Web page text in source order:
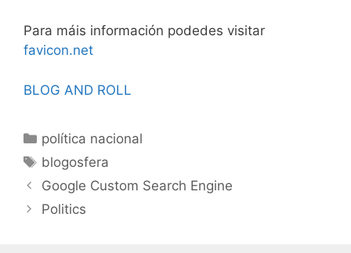
Para máis información podedes visitar
favicon.net
BLOG AND ROLL
Categorías
política nacional
Etiquetas
blogosfera
Google Custom Search Engine
Politics